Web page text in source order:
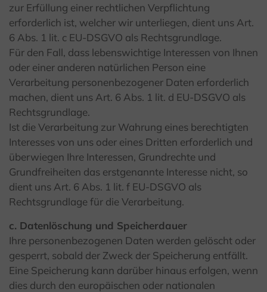
zur Erfüllung einer rechtlichen Verpflichtung
erforderlich ist, welcher wir unterliegen, dient uns Art.
6 Abs. 1 lit. c EU-DSGVO als Rechtsgrundlage.
Für den Fall, dass lebenswichtige Interessen von Ihnen
oder einer anderen natürlichen Person eine
Verarbeitung personenbezogener Daten erforderlich
machen, dient uns Art. 6 Abs. 1 lit. d EU-DSGVO als
Rechtsgrundlage.
Ist die Verarbeitung zur Wahrung eines berechtigten
Interesses von uns oder eines Dritten erforderlich und
überwiegen Ihre Interessen, Grundrechte und
Grundfreiheiten das erstgenannte Interesse nicht, so
dient uns Art. 6 Abs. 1 lit. f EU-DSGVO als
Rechtsgrundlage für die Verarbeitung.
c. Datenlöschung und Speicherdauer
Ihre personenbezogenen Daten werden gelöscht oder
gesperrt, sobald der Zweck der Speicherung entfällt.
Eine Speicherung kann darüber hinaus erfolgen, wenn
dies durch den europäischen oder nationalen